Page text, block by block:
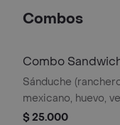
Combos
Combo
Sánduche
mexicano, huevo,
hawaiano, napoli )+1
$ 25.000